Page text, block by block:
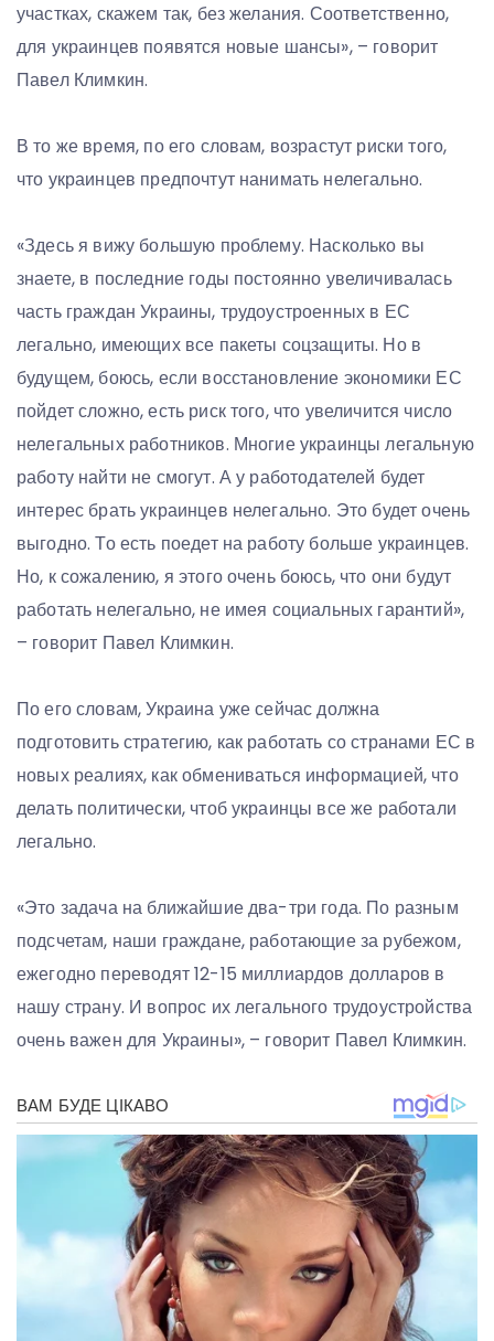
участках, скажем так, без желания. Соответственно,
для украинцев появятся новые шансы», – говорит
Павел Климкин.
В то же время, по его словам, возрастут риски того,
что украинцев предпочтут нанимать нелегально.
«Здесь я вижу большую проблему. Насколько вы
знаете, в последние годы постоянно увеличивалась
часть граждан Украины, трудоустроенных в ЕС
легально, имеющих все пакеты соцзащиты. Но в
будущем, боюсь, если восстановление экономики ЕС
пойдет сложно, есть риск того, что увеличится число
нелегальных работников. Многие украинцы легальную
работу найти не смогут. А у работодателей будет
интерес брать украинцев нелегально. Это будет очень
выгодно. То есть поедет на работу больше украинцев.
Но, к сожалению, я этого очень боюсь, что они будут
работать нелегально, не имея социальных гарантий»,
– говорит Павел Климкин.
По его словам, Украина уже сейчас должна
подготовить стратегию, как работать со странами ЕС в
новых реалиях, как обмениваться информацией, что
делать политически, чтоб украинцы все же работали
легально.
«Это задача на ближайшие два-три года. По разным
подсчетам, наши граждане, работающие за рубежом,
ежегодно переводят 12-15 миллиардов долларов в
нашу страну. И вопрос их легального трудоустройства
очень важен для Украины», – говорит Павел Климкин.